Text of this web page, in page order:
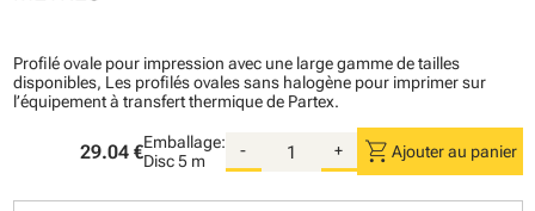
Profilé ovale pour impression avec une large gamme de tailles
disponibles, Les profilés ovales sans halogène pour imprimer sur
l’équipement à transfert thermique de Partex.
29.04 €Emballage:
Disc5 m
- + shopping_cart Ajouter au panier